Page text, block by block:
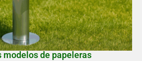
modelos de papeleras